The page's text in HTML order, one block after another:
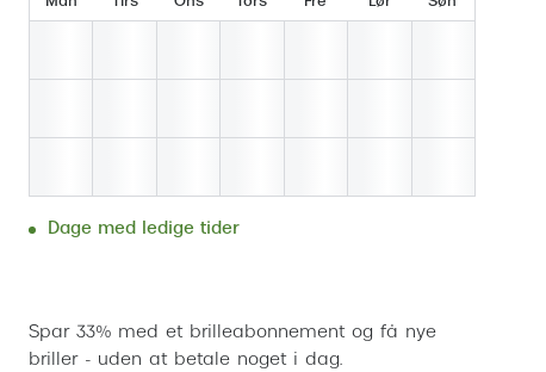
Dage med ledige tider
Spar 33% med et brilleabonnement og få nye
briller - uden at betale noget i dag.